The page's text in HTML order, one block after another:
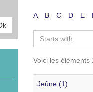
A B C D E
Voici les éléments
Jeûne (1)